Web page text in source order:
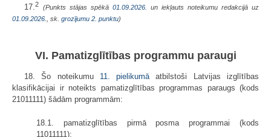
17.2 (Punkts stājas spēkā 01.09.2026. un iekļauts noteikumu redakcijā uz
01.09.2026., sk. grozījumu 2. punktu)
VI. Pamatizglītības programmu paraugi
18. Šo noteikumu 11. pielikumāatbilstoši Latvijas izglītības
klasifikācijai ir noteikts pamatizglītības programmas paraugs (kods
21011111) šādām programmām:
18.1. pamatizglītības pirmā posma programmai (kods
11011111);